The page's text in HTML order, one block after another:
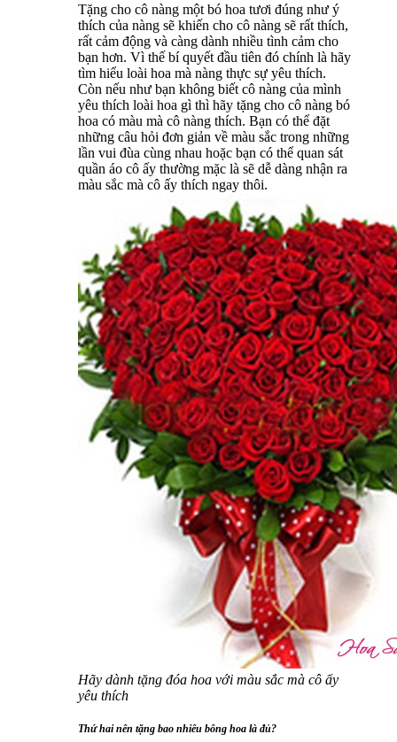
Tặng cho cô nàng một bó hoa tươi đúng như ý
thích của nàng sẽ khiến cho cô nàng sẽ rất thích,
rất cảm động và càng dành nhiều tình cảm cho
bạn hơn. Vì thế bí quyết đầu tiên đó chính là hãy
tìm hiểu loài hoa mà nàng thực sự yêu thích.
Còn nếu như bạn không biết cô nàng của mình
yêu thích loài hoa gì thì hãy tặng cho cô nàng bó
hoa có màu mà cô nàng thích. Bạn có thể đặt
những câu hỏi đơn giản về màu sắc trong những
lần vui đùa cùng nhau hoặc bạn có thể quan sát
quần áo cô ấy thường mặc là sẽ dễ dàng nhận ra
màu sắc mà cô ấy thích ngay thôi.
Hãy dành tặng đóa hoa với màu sắc mà cô ấy
yêu thích
Thứ hai nên tặng bao nhiêu bông hoa là đủ?